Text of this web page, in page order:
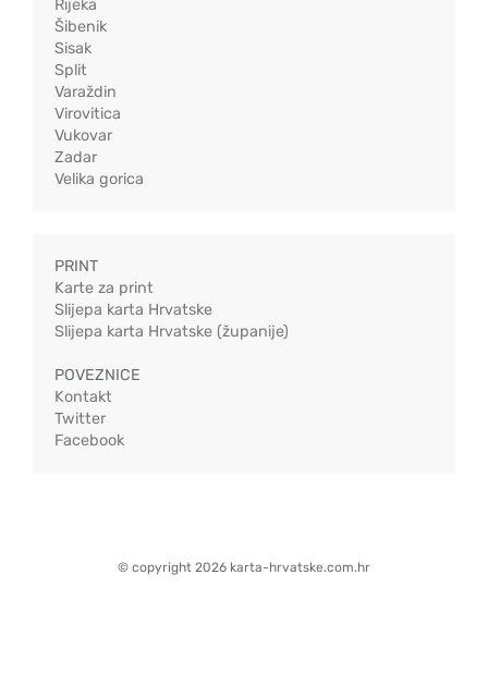
Rijeka
Šibenik
Sisak
Split
Varaždin
Virovitica
Vukovar
Zadar
Velika gorica
PRINT
Karte za print
Slijepa karta Hrvatske
Slijepa karta Hrvatske (županije)
POVEZNICE
Kontakt
Twitter
Facebook
© copyright 2026 karta-hrvatske.com.hr